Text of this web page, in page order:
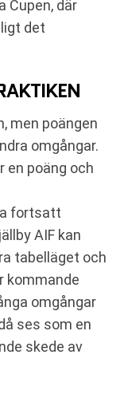
Cupen, där
det
men poängen
omgångar.
en poäng och
fortsatt
AIF kan
tabelläget och
kommande
omgångar
ses som en
skede av